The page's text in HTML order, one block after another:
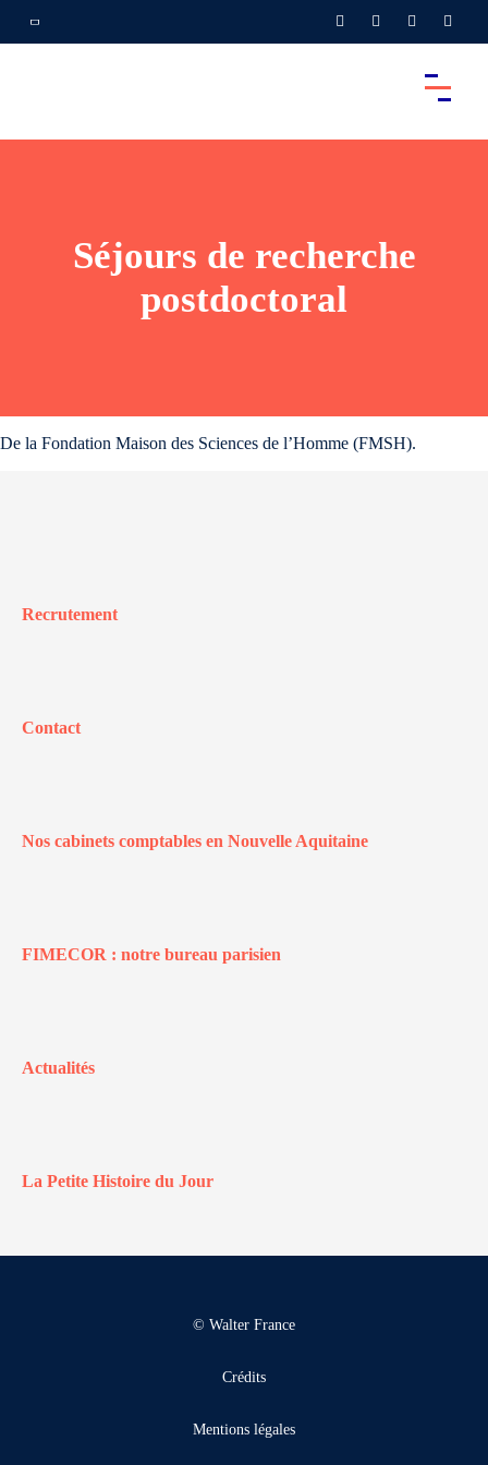
Séjours de recherche
postdoctoral
De la Fondation Maison des Sciences de l’Homme (FMSH).
Recrutement
Contact
Nos cabinets comptables en Nouvelle Aquitaine
FIMECOR : notre bureau parisien
Actualités
La Petite Histoire du Jour
© Walter France
Crédits
Mentions légales